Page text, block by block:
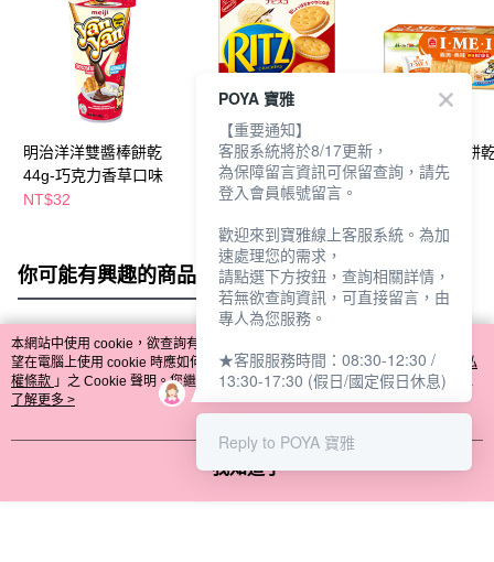
明治洋洋雙醬棒餅乾
44g-巧克力香草口味
NT$32
麗滋三明治夾心餅乾
106g-香草口味
NT$49
義美美味蘇打餅
味192g
你可能有興趣的商品 全站排行
熱門標籤
本網站中使用 cookie，欲查詢有關本網站使用 cookie 方式之詳情，及若您不希
望在電腦上使用 cookie 時應如何變更電腦的 cookie 設定，請參閱本網站「
隱私
權條款 」之 Cookie 聲明。您繼續使用本網站即表示您同意本公司得按本網站使
用條款之 Cookie 聲明使用 cookie。
了解更多 >
我知道了
POYA 寶雅
【重要通知】
客服系統將於8/17更新，
為保障留言資訊可保留查詢，請先
登入會員帳號留言。
歡迎來到寶雅線上客服系統。為加
速處理您的需求，
請點選下方按鈕，查詢相關詳情，
若無欲查詢資訊，可直接留言，由
專人為您服務。
★客服服務時間：08:30-12:30 /
13:30-17:30 (假日/國定假日休息)
Reply to POYA 寶雅